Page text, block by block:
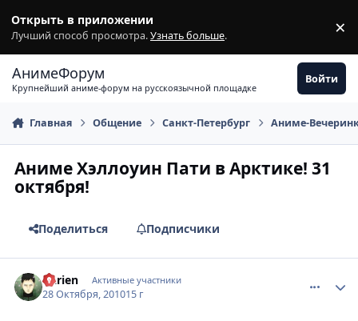
Открыть в приложении
Лучший способ просмотра.Узнать больше. ×
АнимеФорум
Крупнейший аниме-форум на русскоязычной площадке
Войти
Главная Общение Санкт-Петербург Аниме-
Аниме Хэллоуин Пати в Арктике! 31
октября!
Поделиться Подписчики
Darien Активные участники
28 Октября, 201015 г